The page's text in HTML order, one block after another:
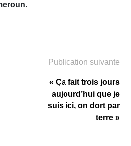
Publication suivante
« Ça fait trois jours
aujourd’hui que je
suis ici, on dort par
terre »